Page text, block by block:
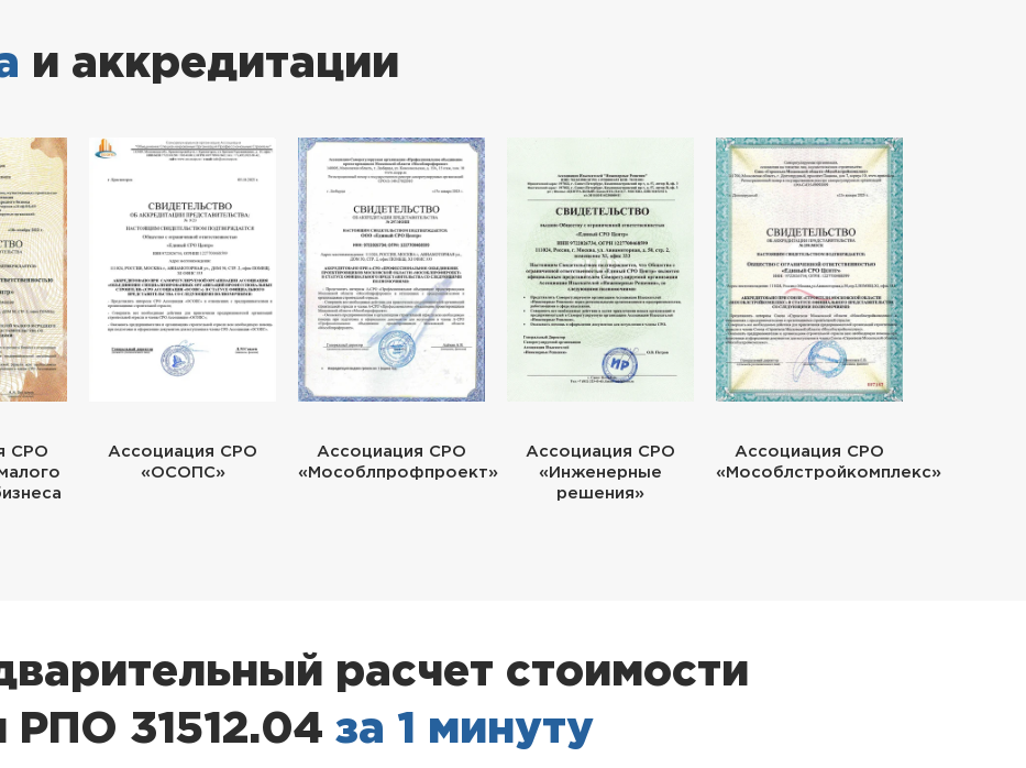
и аккредитации
СРО
Ассоциация СРО
«ОСОПС»
Ассоциация СРО
«Мособлпрофпроект»
Ассоциация СРО
«Инженерные
решения»
Ассоциация СРО
«Мособлстройкомплекс»
расчет стоимости
РПО 31512.04 за 1 минуту